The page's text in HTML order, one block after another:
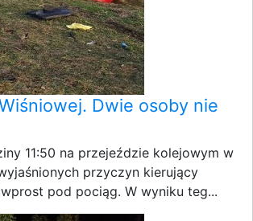
Dwie osoby nie
11:50 na przejeździe kolejowym w
przyczyn kierujący
pod pociąg. W wyniku teg...